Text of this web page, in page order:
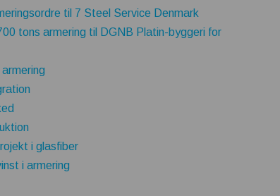
til 7 Steel Service Denmark
tons armering til DGNB Platin-byggeri for
i glasfiber
i armering